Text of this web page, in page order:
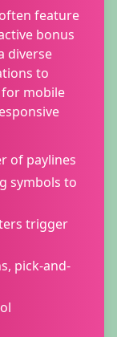
feature
bonus
diverse
to
mobile
of paylines
symbols to
trigger
pick-and-